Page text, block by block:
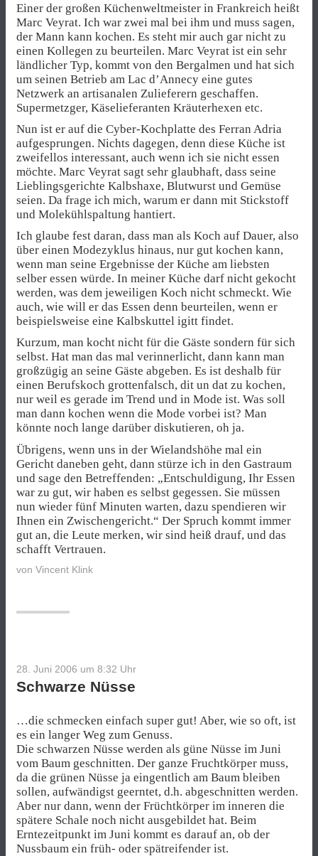
Einer der großen Küchenweltmeister in Frankreich heißt
Marc Veyrat. Ich war zwei mal bei ihm und muss sagen,
der Mann kann kochen. Es steht mir auch gar nicht zu
einen Kollegen zu beurteilen. Marc Veyrat ist ein sehr
ländlicher Typ, kommt von den Bergalmen und hat sich
um seinen Betrieb am Lac d’Annecy eine gutes
Netzwerk an artisanalen Zulieferern geschaffen.
Supermetzger, Käselieferanten Kräuterhexen etc.
Nun ist er auf die Cyber-Kochplatte des Ferran Adria
aufgesprungen. Nichts dagegen, denn diese Küche ist
zweifellos interessant, auch wenn ich sie nicht essen
möchte. Marc Veyrat sagt sehr glaubhaft, dass seine
Lieblingsgerichte Kalbshaxe, Blutwurst und Gemüse
seien. Da frage ich mich, warum er dann mit Stickstoff
und Molekühlspaltung hantiert.
Ich glaube fest daran, dass man als Koch auf Dauer, also
über einen Modezyklus hinaus, nur gut kochen kann,
wenn man seine Ergebnisse der Küche am liebsten
selber essen würde. In meiner Küche darf nicht gekocht
werden, was dem jeweiligen Koch nicht schmeckt. Wie
auch, wie will er das Essen denn beurteilen, wenn er
beispielsweise eine Kalbskuttel igitt findet.
Kurzum, man kocht nicht für die Gäste sondern für sich
selbst. Hat man das mal verinnerlicht, dann kann man
großzügig an seine Gäste abgeben. Es ist deshalb für
einen Berufskoch grottenfalsch, dit un dat zu kochen,
nur weil es gerade im Trend und in Mode ist. Was soll
man dann kochen wenn die Mode vorbei ist? Man
könnte noch lange darüber diskutieren, oh ja.
Übrigens, wenn uns in der Wielandshöhe mal ein
Gericht daneben geht, dann stürze ich in den Gastraum
und sage den Betreffenden: „Entschuldigung, Ihr Essen
war zu gut, wir haben es selbst gegessen. Sie müssen
nun wieder fünf Minuten warten, dazu spendieren wir
Ihnen ein Zwischengericht.“ Der Spruch kommt immer
gut an, die Leute merken, wir sind heiß drauf, und das
schafft Vertrauen.
von Vincent Klink
28. Juni 2006 um 8:32 Uhr
Schwarze Nüsse
…die schmecken einfach super gut! Aber, wie so oft, ist
es ein langer Weg zum Genuss.
Die schwarzen Nüsse werden als güne Nüsse im Juni
vom Baum geschnitten. Der ganze Fruchtkörper muss,
da die grünen Nüsse ja eingentlich am Baum bleiben
sollen, aufwändigst geerntet, d.h. abgeschnitten werden.
Aber nur dann, wenn der Früchtkörper im inneren die
spätere Schale noch nicht ausgebildet hat. Beim
Erntezeitpunkt im Juni kommt es darauf an, ob der
Nussbaum ein früh- oder spätreifender ist.